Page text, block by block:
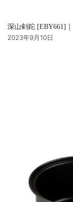
深山剣鉈 [EBY661]
2023年9月10日